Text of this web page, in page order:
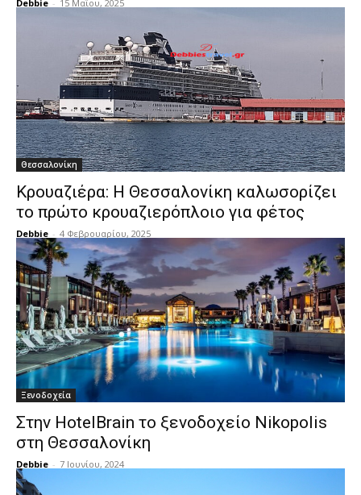
Debbie - 15 Μαΐου, 2025
Θεσσαλονίκη
Κρουαζιέρα: Η Θεσσαλονίκη καλωσορίζει
το πρώτο κρουαζιερόπλοιο για φέτος
Debbie - 4 Φεβρουαρίου, 2025
Ξενοδοχεία
Στην HotelBrain το ξενοδοχείο Nikopolis
στη Θεσσαλονίκη
Debbie - 7 Ιουνίου, 2024